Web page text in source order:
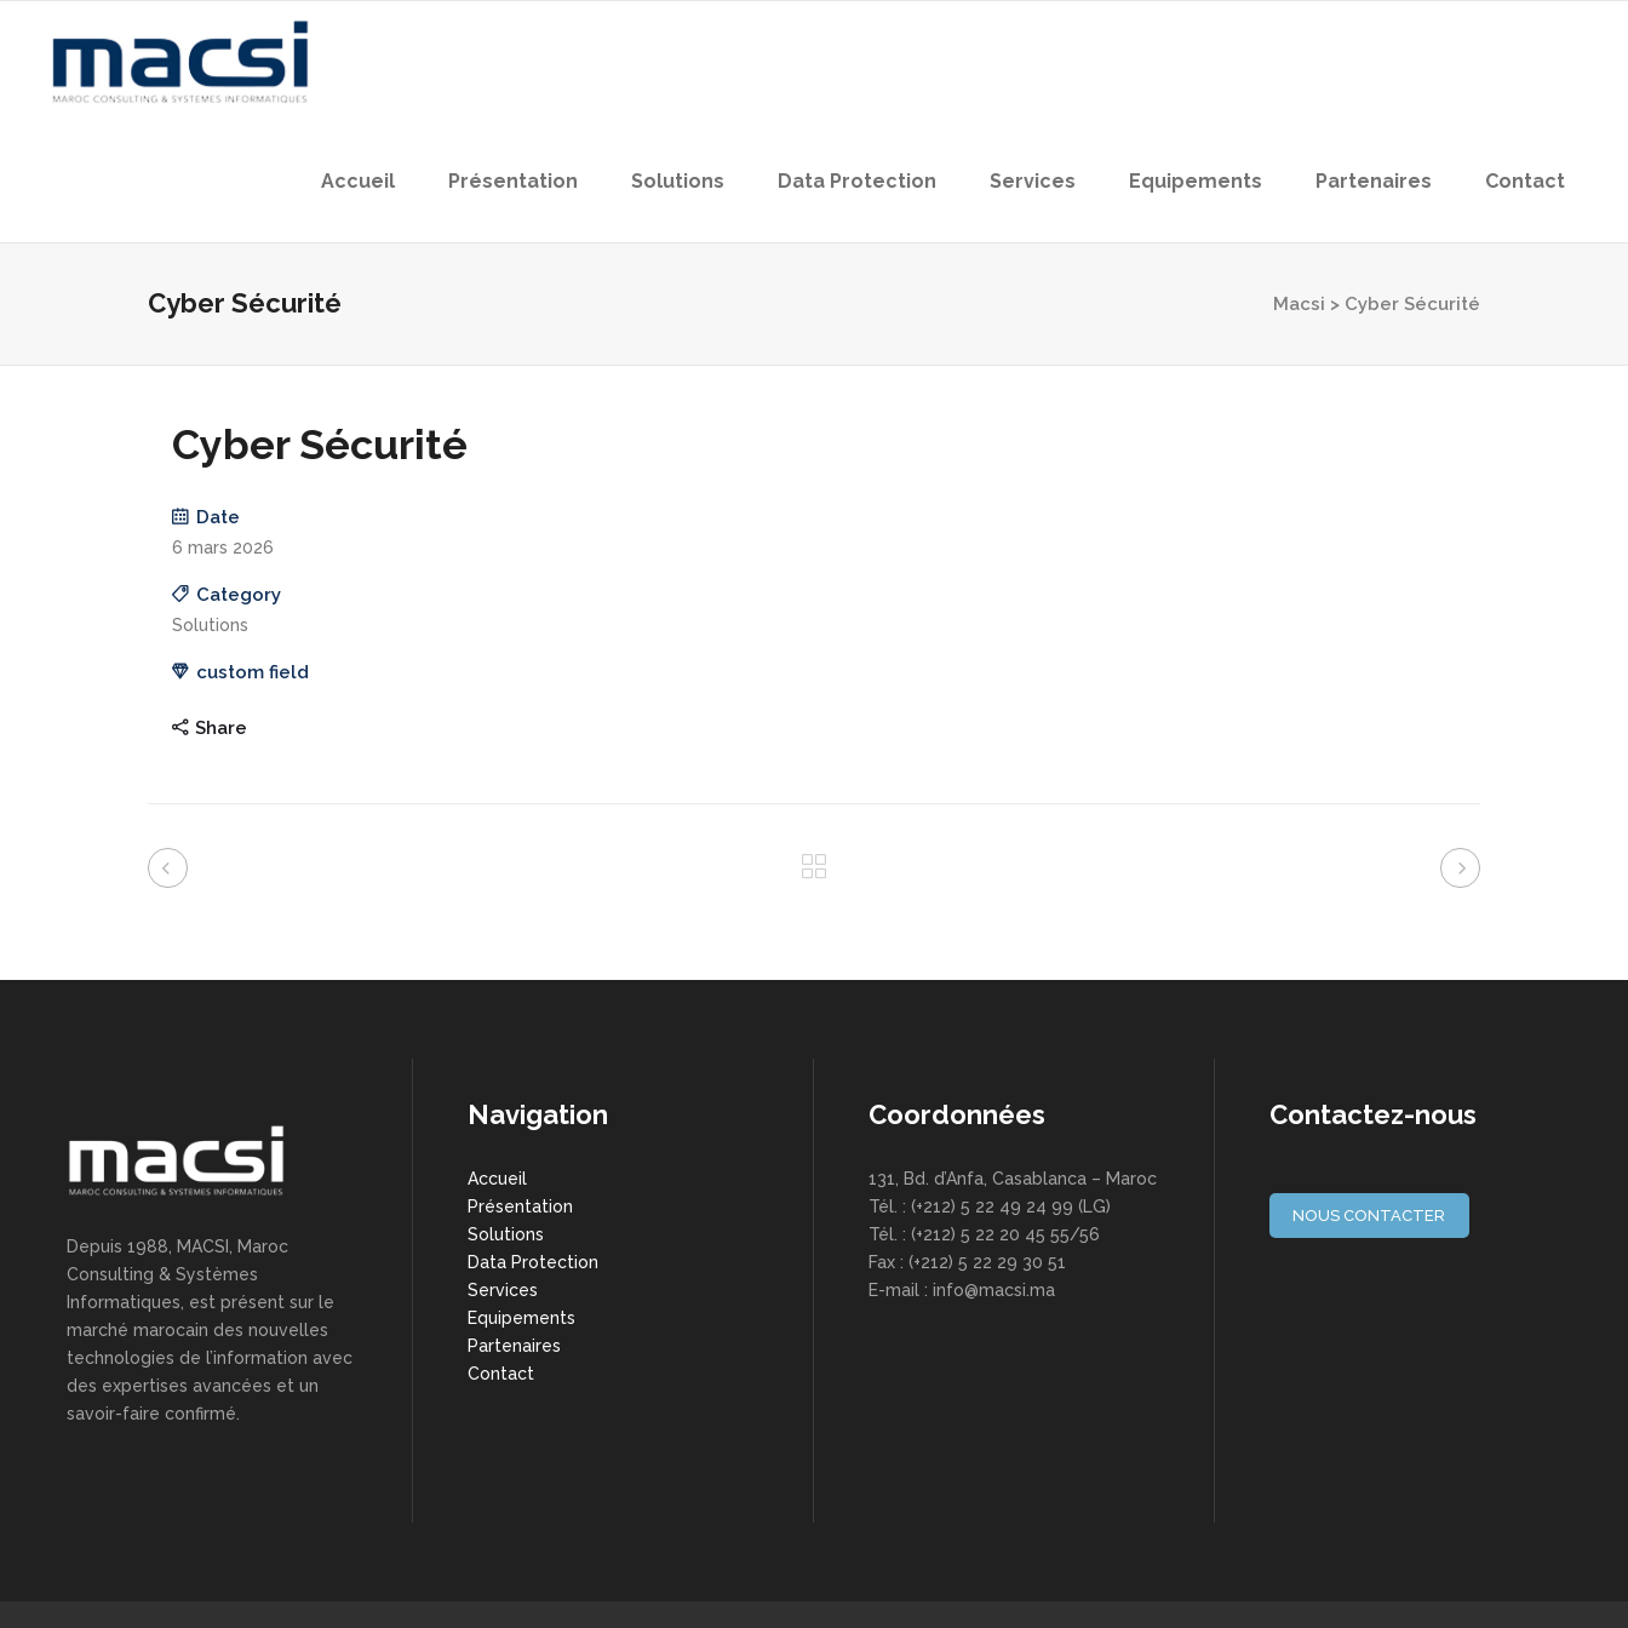
Accueil Présentation Solutions Data Protection Services Equipements Partenaires Contact
Cyber Sécurité Macsi > Cyber Sécurité
Cyber Sécurité
Date
6 mars 2026
Category
Solutions
custom field
Share
Depuis 1988, MACSI, Maroc
Consulting & Systèmes
Informatiques, est présent sur le
marché marocain des nouvelles
technologies de l’information avec
des expertises avancées et un
savoir-faire confirmé.
Navigation
Accueil
Présentation
Solutions
Data Protection
Services
Equipements
Partenaires
Contact
Coordonnées
131, Bd. d’Anfa, Casablanca – Maroc
Tél. : (+212) 5 22 49 24 99 (LG)
Tél. : (+212) 5 22 20 45 55/56
Fax : (+212) 5 22 29 30 51
E-mail : info@macsi.ma
Contactez-nous
NOUS CONTACTER